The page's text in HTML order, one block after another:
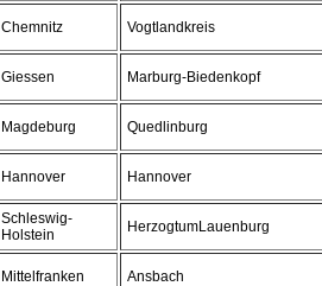
Chemnitz Vogtlandkreis
Giessen Marburg-Biedenkopf
Magdeburg Quedlinburg
Hannover Hannover
Schleswig-
Holstein
HerzogtumLauenburg
Mittelfranken Ansbach